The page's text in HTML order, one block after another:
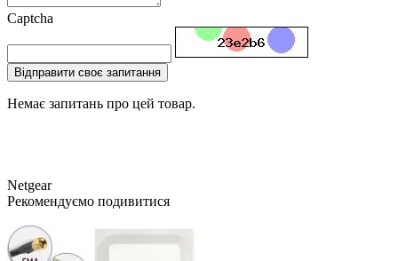
Captcha
Відправити своє запитання
Немає запитань про цей товар.
Netgear
Рекомендуємо подивитися